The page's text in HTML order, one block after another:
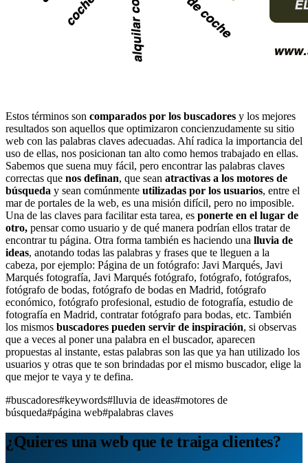
Estos términos son comparados por los buscadores y los mejores
resultados son aquellos que optimizaron concienzudamente su sitio
web con las palabras claves adecuadas. Ahí radica la importancia del
uso de ellas, nos posicionan tan alto como hemos trabajado en ellas.
Sabemos que suena muy fácil, pero encontrar las palabras claves
correctas que nos definan, que sean atractivas a los motores de
búsqueda y sean comúnmente utilizadas por los usuarios, entre el
mar de portales de la web, es una misión difícil, pero no imposible.
Una de las claves para facilitar esta tarea, es ponerte en el lugar de
otro, pensar como usuario y de qué manera podrían ellos tratar de
encontrar tu página. Otra forma también es haciendo una lluvia de
ideas, anotando todas las palabras y frases que te lleguen a la
cabeza, por ejemplo: Página de un fotógrafo: Javi Marqués, Javi
Marqués fotografía, Javi Marqués fotógrafo, fotógrafo, fotógrafos,
fotógrafo de bodas, fotógrafo de bodas en Madrid, fotógrafo
económico, fotógrafo profesional, estudio de fotografía, estudio de
fotografía en Madrid, contratar fotógrafo para bodas, etc. También
los mismos buscadores pueden servir de inspiración, si observas
que a veces al poner una palabra en el buscador, aparecen
propuestas al instante, estas palabras son las que ya han utilizado los
usuarios y otras que te son brindadas por el mismo buscador, elige la
que mejor te vaya y te defina.
#buscadores#keywords#lluvia de ideas#motores de
búsqueda#página web#palabras claves
¿Quieres una web que te traiga clientes?